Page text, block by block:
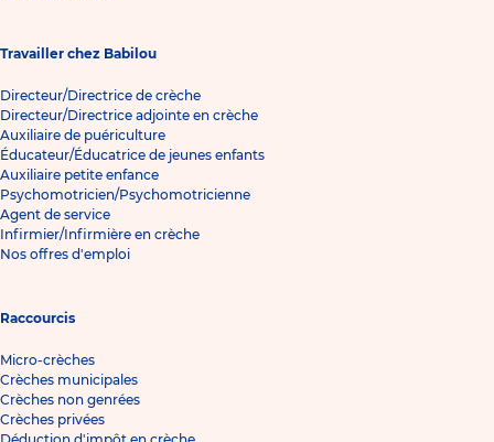
Travailler chez Babilou
Directeur/Directrice de crèche
Directeur/Directrice adjointe en crèche
Auxiliaire de puériculture
Éducateur/Éducatrice de jeunes enfants
Auxiliaire petite enfance
Psychomotricien/Psychomotricienne
Agent de service
Infirmier/Infirmière en crèche
Nos offres d'emploi
Raccourcis
Micro-crèches
Crèches municipales
Crèches non genrées
Crèches privées